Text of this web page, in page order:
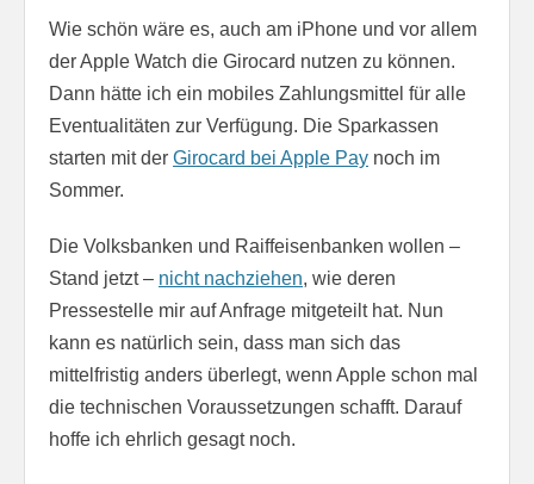
Wie schön wäre es, auch am iPhone und vor allem
der Apple Watch die Girocard nutzen zu können.
Dann hätte ich ein mobiles Zahlungsmittel für alle
Eventualitäten zur Verfügung. Die Sparkassen
starten mit der Girocard bei Apple Pay noch im
Sommer.
Die Volksbanken und Raiffeisenbanken wollen –
Stand jetzt – nicht nachziehen, wie deren
Pressestelle mir auf Anfrage mitgeteilt hat. Nun
kann es natürlich sein, dass man sich das
mittelfristig anders überlegt, wenn Apple schon mal
die technischen Voraussetzungen schafft. Darauf
hoffe ich ehrlich gesagt noch.